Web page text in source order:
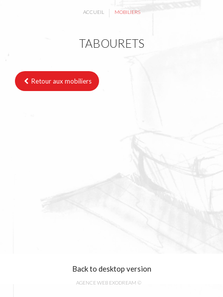
ACCUEIL | MOBILIERS
TABOURETS
Retour aux mobiliers
AGENCE WEB EXODREAM ©
Back to desktop version